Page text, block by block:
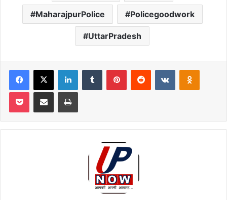
MaharajpurPolice Policegoodwork
UttarPradesh
Facebook
X LinkedInTumblr PinterestReddit VKontakte
Pocket Share via Email Print